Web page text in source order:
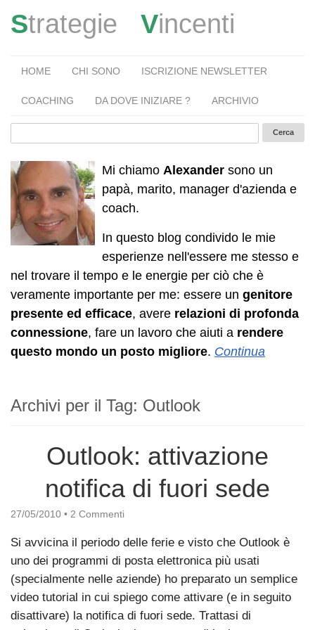
Strategie Vincenti
HOME CHI SONO ISCRIZIONE NEWSLETTER
COACHING DA DOVE INIZIARE ? ARCHIVIO
Mi chiamo Alexander sono un
papà, marito, manager d'azienda e
coach.
In questo blog condivido le mie
esperienze nell'essere me stesso e
nel trovare il tempo e le energie per ciò che è
veramente importante per me: essere un genitore
presente ed efficace, avere relazioni di profonda
connessione, fare un lavoro che aiuti a rendere
questo mondo un posto migliore. Continua
Archivi per il Tag: Outlook
Outlook: attivazione
notifica di fuori sede
27/05/2010 • 2 Commenti
Si avvicina il periodo delle ferie e visto che Outlook è
uno dei programmi di posta elettronica più usati
(specialmente nelle aziende) ho preparato un semplice
video tutorial in cui spiego come attivare (e in seguito
disattivare) la notifica di fuori sede. Trattasi di